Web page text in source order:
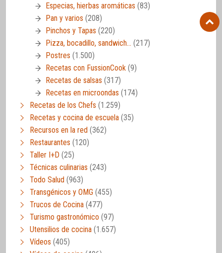
Especias, hierbas aromáticas (83)
Pan y varios (208)
Pinchos y Tapas (220)
Pizza, bocadillo, sandwich… (217)
Postres (1.500)
Recetas con FussionCook (9)
Recetas de salsas (317)
Recetas en microondas (174)
Recetas de los Chefs (1.259)
Recetas y cocina de escuela (35)
Recursos en la red (362)
Restaurantes (120)
Taller I+D (25)
Técnicas culinarias (243)
Todo Salud (963)
Transgénicos y OMG (455)
Trucos de Cocina (477)
Turismo gastronómico (97)
Utensilios de cocina (1.657)
Vídeos (405)